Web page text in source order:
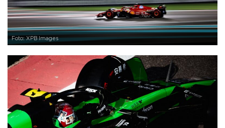
Foto: XPB Images